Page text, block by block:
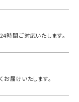
24時間ご対応いたします。
お届けいたします。